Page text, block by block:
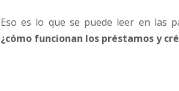
p
c
Eso es lo que se puede leer en las
¿cómo funcionan los préstamos y